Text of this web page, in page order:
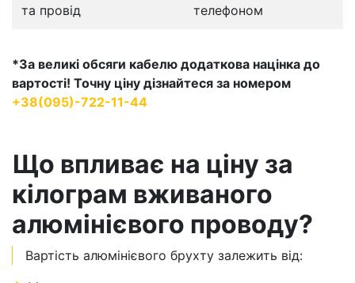
та провід
телефоном
*За великі обсяги кабелю додаткова націнка до
вартості! Точну ціну дізнайтеся за номером
+38(095)-722-11-44
Що впливає на ціну за
кілограм вживаного
алюмінієвого проводу?
Вартість алюмінієвого брухту залежить від: